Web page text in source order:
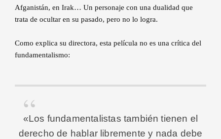
Afganistán, en Irak… Un personaje con una dualidad que
trata de ocultar en su pasado, pero no lo logra.
Como explica su directora, esta película no es una crítica del
fundamentalismo:
«Los fundamentalistas también tienen el
derecho de hablar libremente y nada debe